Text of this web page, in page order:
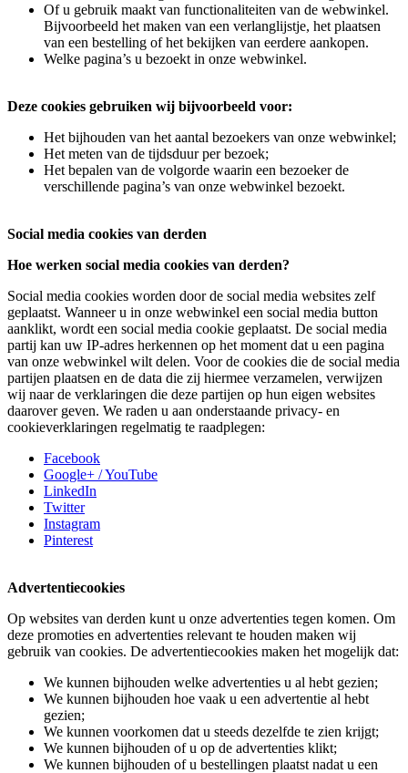
Of u gebruik maakt van functionaliteiten van de webwinkel.
Bijvoorbeeld het maken van een verlanglijstje, het plaatsen
van een bestelling of het bekijken van eerdere aankopen.
Welke pagina’s u bezoekt in onze webwinkel.
Deze cookies gebruiken wij bijvoorbeeld voor:
Het bijhouden van het aantal bezoekers van onze webwinkel;
Het meten van de tijdsduur per bezoek;
Het bepalen van de volgorde waarin een bezoeker de
verschillende pagina’s van onze webwinkel bezoekt.
Social media cookies van derden
Hoe werken social media cookies van derden?
Social media cookies worden door de social media websites zelf
geplaatst. Wanneer u in onze webwinkel een social media button
aanklikt, wordt een social media cookie geplaatst. De social media
partij kan uw IP-adres herkennen op het moment dat u een pagina
van onze webwinkel wilt delen. Voor de cookies die de social media
partijen plaatsen en de data die zij hiermee verzamelen, verwijzen
wij naar de verklaringen die deze partijen op hun eigen websites
daarover geven. We raden u aan onderstaande privacy- en
cookieverklaringen regelmatig te raadplegen:
Facebook
Google+ / YouTube
LinkedIn
Twitter
Instagram
Pinterest
Advertentiecookies
Op websites van derden kunt u onze advertenties tegen komen. Om
deze promoties en advertenties relevant te houden maken wij
gebruik van cookies. De advertentiecookies maken het mogelijk dat:
We kunnen bijhouden welke advertenties u al hebt gezien;
We kunnen bijhouden hoe vaak u een advertentie al hebt
gezien;
We kunnen voorkomen dat u steeds dezelfde te zien krijgt;
We kunnen bijhouden of u op de advertenties klikt;
We kunnen bijhouden of u bestellingen plaatst nadat u een